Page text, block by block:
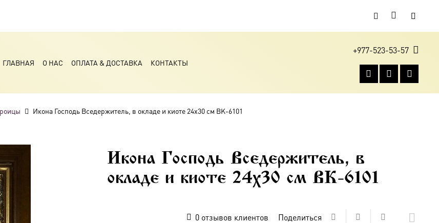
ГЛАВНАЯ О НАС ОПЛАТА & ДОСТАВКА КОНТАКТЫ
+977-523-53-57
Икона Господь Вседержитель, в окладе и киоте 24х30 см BK-6101
Икона Господь Вседержитель, в
окладе и киоте 24х30 см BK-6101
0отзывов клиентов Поделиться